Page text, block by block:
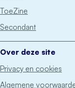
ToeZine
Secondant
Over deze site
Privacy en cookies
Algemene